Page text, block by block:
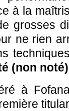
à la
grosses
ne rien
(non noté)
à